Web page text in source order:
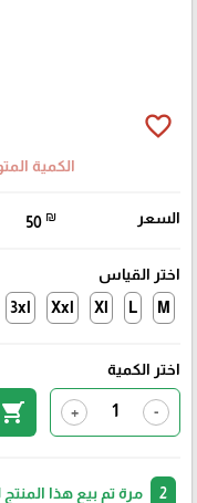
favorite_border
الكمية
السعر 50 ₪
اختر القياس
M
L
Xl
Xxl
3xl
اختر الكمية
-
+
shopping_cart
مرة تم بيع هذا